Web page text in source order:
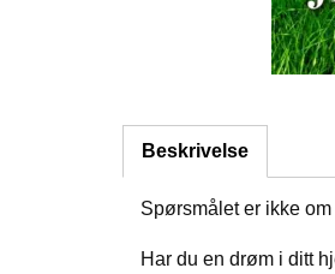
Beskrivelse
Spørsmålet er ikke
Har du en drøm i ditt